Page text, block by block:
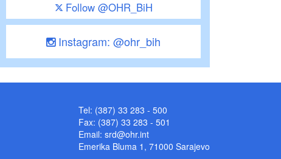
Follow @OHR_BiH
Instagram: @ohr_bih
Tel: (387) 33 283 - 500
Fax: (387) 33 283 - 501
Email: srd@ohr.int
Emerika Bluma 1, 71000 Sarajevo